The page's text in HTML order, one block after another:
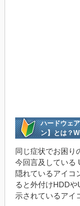
ハードウェ
ン】とは？
同じ症状でお困り
今回言及している
隠れているアイ
ると外付けHDD
示されているアイ